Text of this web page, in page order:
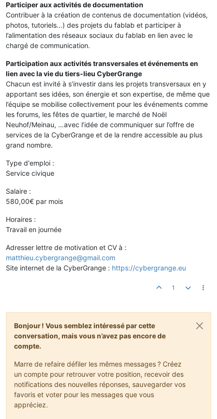
Participer aux activités de documentation
Contribuer à la création de contenus de documentation (vidéos,
photos, tutoriels…) des projets du fablab et participer à
l’alimentation des réseaux sociaux du fablab en lien avec le
chargé de communication.
Participation aux activités transversales et événements en
lien avec la vie du tiers-lieu CyberGrange
Chacun est invité à s’investir dans les projets transversaux en y
apportant ses idées, son énergie et son expertise, de même que
l’équipe se mobilise collectivement pour les événements comme
les forums, les fêtes de quartier, le marché de Noël
Neuhof/Meinau, …avec l’idée de communiquer sur l’offre de
services de la CyberGrange et de la rendre accessible au plus
grand nombre.
Type d'emploi :
Service civique
Salaire :
580,00€ par mois
Horaires :
Travail en journée
Adresser lettre de motivation et CV à :
matthieu.cybergrange@gmail.com
Site internet de la CyberGrange : https://cybergrange.eu
1
Bonjour ! Vous semblez intéressé par cette
conversation, mais vous n’avez pas encore de
compte.
Marre de refaire défiler les mêmes messages ? Créez
un compte pour retrouver votre position, recevoir des
notifications des nouvelles réponses, sauvegarder vos
favoris et voter pour les messages que vous
appréciez.